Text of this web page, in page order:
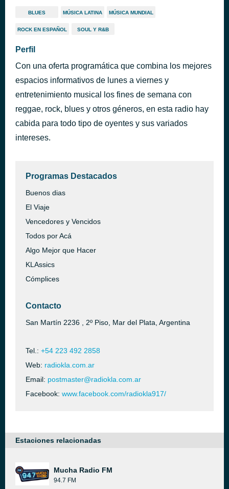
BLUES MÚSICA LATINA MÚSICA MUNDIAL
ROCK EN ESPAÑOL SOUL Y R&B
Perfil
Con una oferta programática que combina los mejores
espacios informativos de lunes a viernes y
entretenimiento musical los fines de semana con
reggae, rock, blues y otros géneros, en esta radio hay
cabida para todo tipo de oyentes y sus variados
intereses.
Programas Destacados
Buenos dias
El Viaje
Vencedores y Vencidos
Todos por Acá
Algo Mejor que Hacer
KLAssics
Cómplices
Contacto
San Martín 2236 , 2º Piso, Mar del Plata, Argentina
Tel.: +54 223 492 2858
Web: radiokla.com.ar
Email: postmaster@radiokla.com.ar
Facebook: www.facebook.com/radiokla917/
Estaciones relacionadas
Mucha Radio FM
94.7 FM